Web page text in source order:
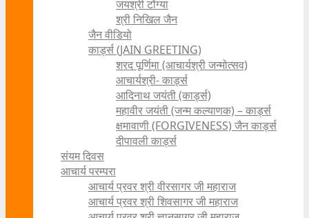
जयश्री टोंग्या
श्री निखिल जैन
जैन वीडियो
कार्ड्स (JAIN GREETING)
शरद पूर्णिमा (आचार्यश्री जन्मोत्सव)
आचार्यश्री- कार्ड्स
आदिनाथ जयंती (कार्ड्स)
महावीर जयंती (जन्म कल्याणक) – कार्ड्स
क्षमावाणी (FORGIVENESS) जैन कार्ड्स
दीपावली कार्ड्स
संयम दिवस
आचार्य परम्परा
आचार्य प्रवर श्री वीरसागर जी महाराज
आचार्य प्रवर श्री शिवसागर जी महाराज